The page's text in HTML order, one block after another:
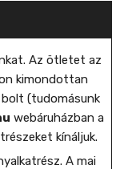
Az ötletet az
kimondottan
bolt (tudomásunk
webáruházban a
kínáljuk.
A mai